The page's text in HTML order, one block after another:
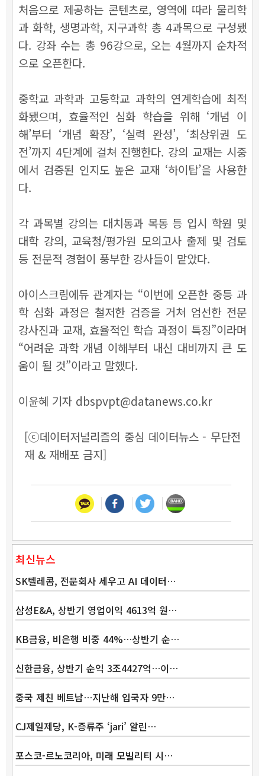
처음으로 제공하는 콘텐츠로, 영역에 따라 물리학
과 화학, 생명과학, 지구과학 총 4과목으로 구성됐
다. 강좌 수는 총 96강으로, 오는 4월까지 순차적
으로 오픈한다.
중학교 과학과 고등학교 과학의 연계학습에 최적
화됐으며, 효율적인 심화 학습을 위해 ‘개념 이
해’부터 ‘개념 확장’, ‘실력 완성’, ‘최상위권 도
전’까지 4단계에 걸쳐 진행한다. 강의 교재는 시중
에서 검증된 인지도 높은 교재 ‘하이탑’을 사용한
다.
각 과목별 강의는 대치동과 목동 등 입시 학원 및
대학 강의, 교육청/평가원 모의고사 출제 및 검토
등 전문적 경험이 풍부한 강사들이 맡았다.
아이스크림에듀 관계자는 “이번에 오픈한 중등 과
학 심화 과정은 철저한 검증을 거쳐 엄선한 전문
강사진과 교재, 효율적인 학습 과정이 특징”이라며
“어려운 과학 개념 이해부터 내신 대비까지 큰 도
움이 될 것”이라고 말했다.
이윤혜 기자 dbspvpt@datanews.co.kr
[ⓒ데이터저널리즘의 중심 데이터뉴스 - 무단전
재 & 재배포 금지]
최신뉴스
SK텔레콤, 전문회사 세우고 AI 데이터…
삼성E&A, 상반기 영업이익 4613억 원…
KB금융, 비은행 비중 44%…상반기 순…
신한금융, 상반기 순익 3조4427억…이…
중국 제친 베트남…지난해 입국자 9만…
CJ제일제당, K-증류주 ‘jari’ 알린…
포스코-르노코리아, 미래 모빌리티 시…